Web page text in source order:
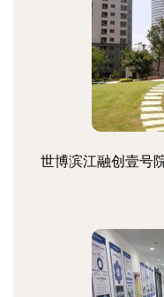
世博滨江融创壹号